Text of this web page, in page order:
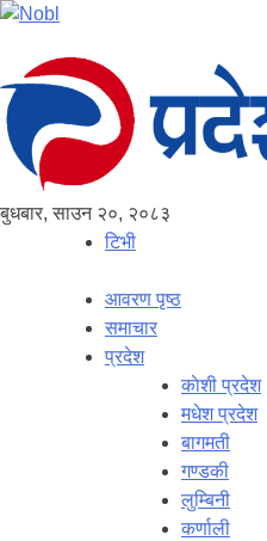
बुधबार, साउन २०, २०८३
टिभी
आवरण पृष्‍ठ
समाचार
प्रदेश
काेशी प्रदेश
मधेश प्रदेश
बागमती
गण्डकी
लुम्बिनी
कर्णाली